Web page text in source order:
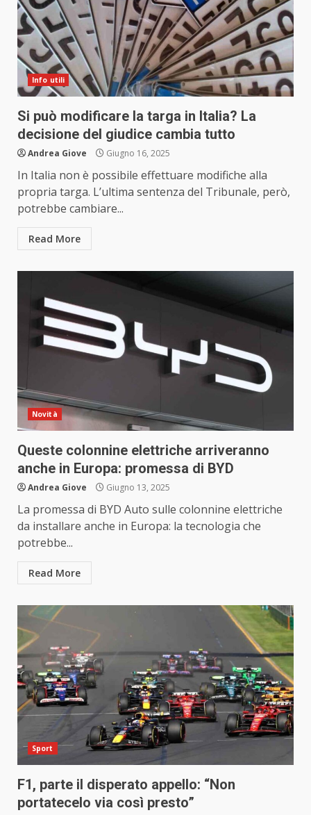
Info utili
Si può modificare la targa in Italia? La
decisione del giudice cambia tutto
Andrea Giove Giugno 16, 2025
In Italia non è possibile effettuare modifiche alla
propria targa. L’ultima sentenza del Tribunale, però,
potrebbe cambiare...
Read More
Novità
Queste colonnine elettriche arriveranno
anche in Europa: promessa di BYD
Andrea Giove Giugno 13, 2025
La promessa di BYD Auto sulle colonnine elettriche
da installare anche in Europa: la tecnologia che
potrebbe...
Read More
Sport
F1, parte il disperato appello: “Non
portatecelo via così presto”